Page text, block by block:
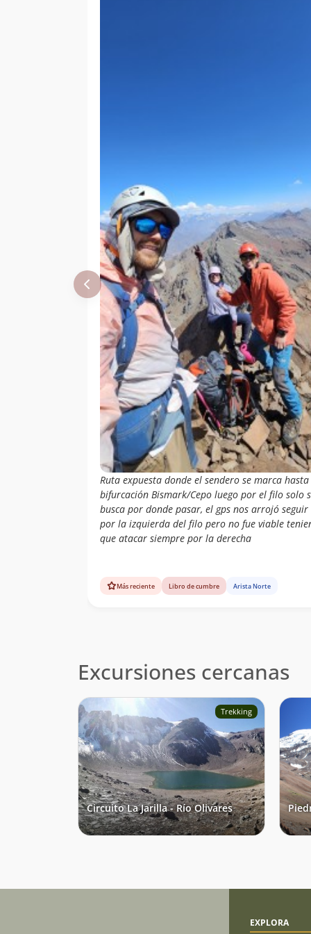
Ruta expuesta donde el sendero se marca
bifurcación Bismark/Cepo luego por el filo solo
busca por donde pasar, el gps nos arrojó seguir
por la izquierda del filo pero no fue viable
que atacar siempre por la derecha
Más reciente Libro de cumbre Arista Norte
Excursiones cercanas
Trekking
Circuito La Jarilla - Río Olivares
EXPLORA